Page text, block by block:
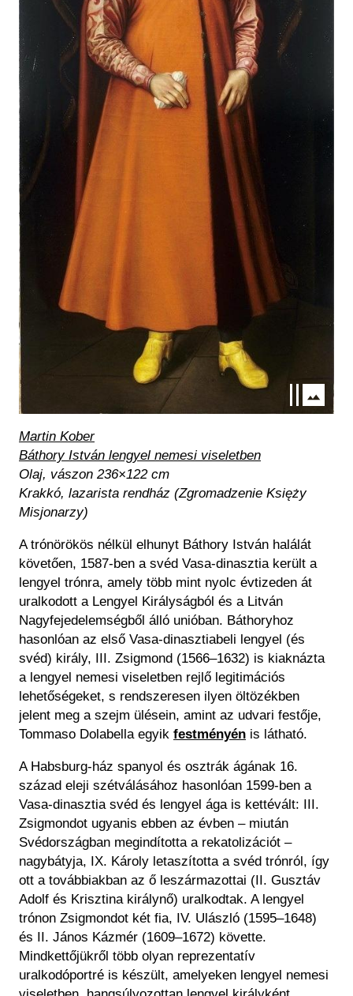
Martin Kober
Báthory István lengyel nemesi viseletben
Olaj, vászon 236×122 cm
Krakkó, lazarista rendház (Zgromadzenie Księży
Misjonarzy)
A trónörökös nélkül elhunyt Báthory István halálát
követően, 1587-ben a svéd Vasa-dinasztia került a
lengyel trónra, amely több mint nyolc évtizeden át
uralkodott a Lengyel Királyságból és a Litván
Nagyfejedelemségből álló unióban. Báthoryhoz
hasonlóan az első Vasa-dinasztiabeli lengyel (és
svéd) király, III. Zsigmond (1566–1632) is kiaknázta
a lengyel nemesi viseletben rejlő legitimációs
lehetőségeket, s rendszeresen ilyen öltözékben
jelent meg a szejm ülésein, amint az udvari festője,
Tommaso Dolabella egyik festményén is látható.
A Habsburg-ház spanyol és osztrák ágának 16.
század eleji szétválásához hasonlóan 1599-ben a
Vasa-dinasztia svéd és lengyel ága is kettévált: III.
Zsigmondot ugyanis ebben az évben – miután
Svédországban megindította a rekatolizációt –
nagybátyja, IX. Károly letaszította a svéd trónról, így
ott a továbbiakban az ő leszármazottai (II. Gusztáv
Adolf és Krisztina királynő) uralkodtak. A lengyel
trónon Zsigmondot két fia, IV. Ulászló (1595–1648)
és II. János Kázmér (1609–1672) követte.
Mindkettőjükről több olyan reprezentatív
uralkodóportré is készült, amelyeken lengyel nemesi